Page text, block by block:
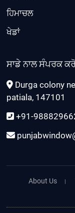
ਹਿਮਾਚਲ
ਖੇਡਾਂ
ਸਾਡੇ ਨਾਲ ਸੰਪਰਕ
Durga colony
patiala, 147101
+91-
About Us